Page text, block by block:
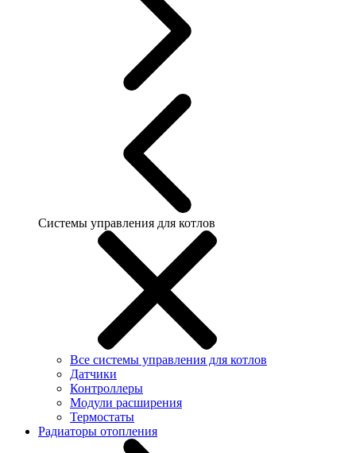
Системы управления для котлов
Все системы управления для котлов
Датчики
Контроллеры
Модули расширения
Термостаты
Радиаторы отопления